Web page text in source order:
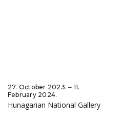
27. October 2023. ‒ 11.
February 2024.
Hunagarian National Gallery